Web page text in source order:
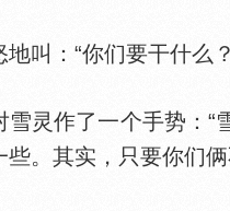
：“你们要干什么
灵作了一个手势：“
些。其实，只要你们